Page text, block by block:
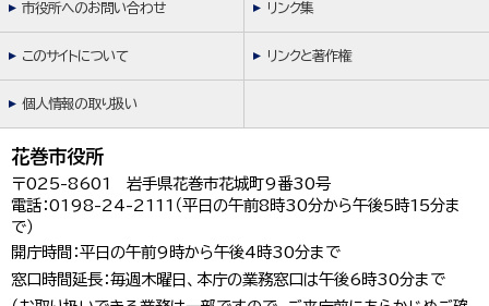
市役所へのお問い合わせ リンク集
このサイトについて リンクと著作権
個人情報の取り扱い
花巻市役所
〒025-8601 岩手県花巻市花城町9番30号
電話：0198-24-2111（平日の午前8時30分から午後5時15分ま
で）
開庁時間：平日の午前9時から午後4時30分まで
窓口時間延長：毎週木曜日、本庁の業務窓口は午後6時30分まで